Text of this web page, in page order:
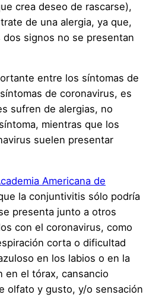
crea deseo de rascarse),
de una alergia, ya que,
signos no se presentan
entre los síntomas de
de coronavirus, es
sufren de alergias, no
mientras que los
suelen presentar
Americana de
la conjuntivitis sólo podría
presenta junto a otros
con el coronavirus, como
corta o dificultad
en los labios o en la
en el tórax, cansancio
olfato y gusto, y/o sensación